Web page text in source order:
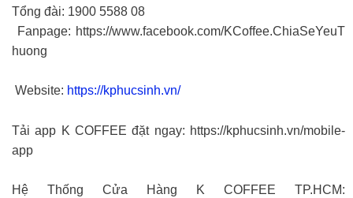
Tổng đài: 1900 5588 08
Fanpage: https://www.facebook.com/KCoffee.ChiaSeYeuT
huong
Website: https://kphucsinh.vn/
Tải app K COFFEE đặt ngay: https://kphucsinh.vn/mobile-
app
Hệ Thống Cửa Hàng K COFFEE TP.HCM: